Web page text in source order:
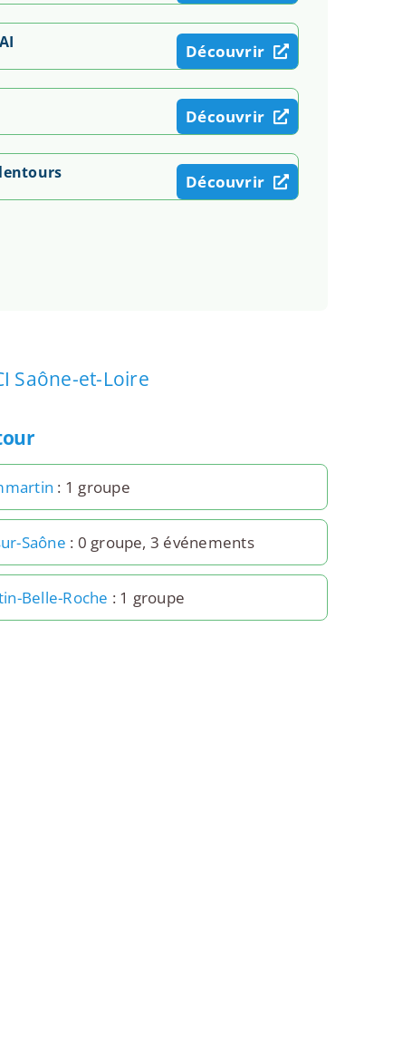
Découvrir
Découvrir
Découvrir
Saône-et-Loire
: 1 groupe
Saône : 0 groupe, 3 événements
Belle-Roche : 1 groupe